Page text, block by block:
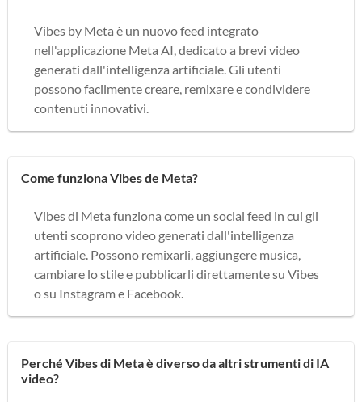
Vibes by Meta è un nuovo feed integrato
nell'applicazione Meta AI, dedicato a brevi video
generati dall'intelligenza artificiale. Gli utenti
possono facilmente creare, remixare e condividere
contenuti innovativi.
Come funziona Vibes de Meta?
Vibes di Meta funziona come un social feed in cui gli
utenti scoprono video generati dall'intelligenza
artificiale. Possono remixarli, aggiungere musica,
cambiare lo stile e pubblicarli direttamente su Vibes
o su Instagram e Facebook.
Perché Vibes di Meta è diverso da altri strumenti di IA
video?